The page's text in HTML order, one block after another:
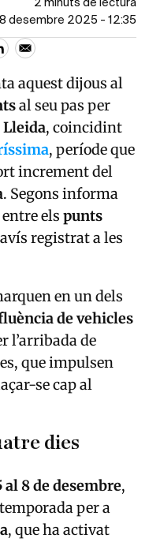
2 minuts de lectura
desembre 2025 - 12:35
aquest dijous al
al seu pas per
Lleida, coincidint
, període que
increment del
. Segons informa
els punts
registrat a les
en un dels
de vehicles
l’arribada de
que impulsen
se cap al
dies
al 8 de desembre,
per a
, que ha activat